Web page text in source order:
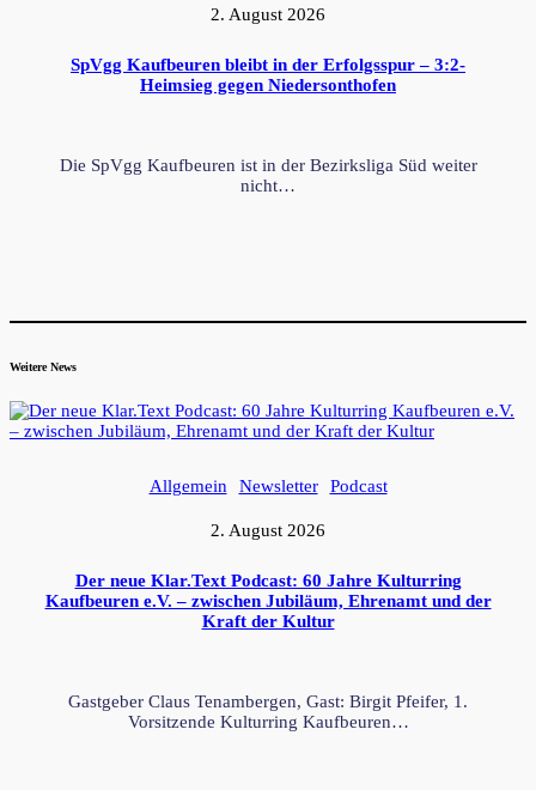
2. August 2026
SpVgg Kaufbeuren bleibt in der Erfolgsspur – 3:2-
Heimsieg gegen Niedersonthofen
Die SpVgg Kaufbeuren ist in der Bezirksliga Süd weiter
nicht…
Weitere News
Allgemein Newsletter Podcast
2. August 2026
Der neue Klar.Text Podcast: 60 Jahre Kulturring
Kaufbeuren e.V. – zwischen Jubiläum, Ehrenamt und der
Kraft der Kultur
Gastgeber Claus Tenambergen, Gast: Birgit Pfeifer, 1.
Vorsitzende Kulturring Kaufbeuren…